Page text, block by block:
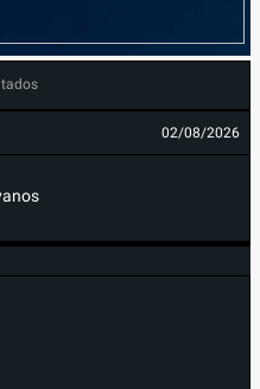
02/08/2026